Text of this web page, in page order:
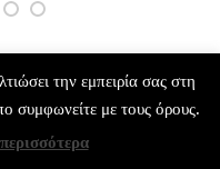
ΜΑΓΕΙΡΙΚΉΣ — DESIGNED
την εμπειρία σας στη
συμφωνείτε με τους όρους.